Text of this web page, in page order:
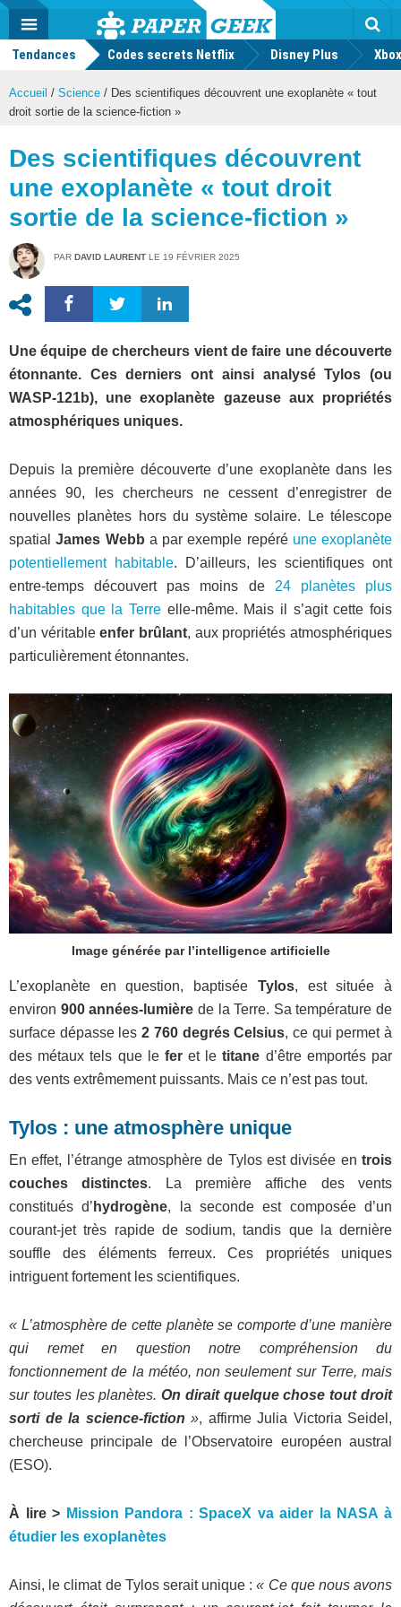
Actu
geek
MENU
Tendances Codes secrets Netflix Disney Plus
Accueil / Science / Des scientifiques découvrent une exoplanète « tout
droit sortie de la science-fiction »
Des scientifiques découvrent
une exoplanète « tout droit
sortie de la science-fiction »
PAR DAVID LAURENT LE 19 FÉVRIER 2025
Une équipe de chercheurs vient de faire une découverte
étonnante. Ces derniers ont ainsi analysé Tylos (ou
WASP-121b), une exoplanète gazeuse aux propriétés
atmosphériques uniques.
Depuis la première découverte d’une exoplanète dans les
années 90, les chercheurs ne cessent d’enregistrer de
nouvelles planètes hors du système solaire. Le télescope
spatialJames Webb a par exemple repéré une exoplanète
potentiellement habitable. D’ailleurs, les scientifiques ont
entre-temps découvert pas moins de 24 planètes plus
habitables que la Terre elle-même. Mais il s’agit cette fois
d’un véritableenfer brûlant, aux propriétés atmosphériques
particulièrement étonnantes.
Image générée par l’intelligence artificielle
L’exoplanète en question, baptisée Tylos, est située à
environ 900 années-lumière de la Terre. Sa température de
surface dépasse les2 760 degrés Celsius, ce qui permet à
des métaux tels que le feret letitane d’être emportés par
des vents extrêmement puissants. Mais ce n’est pas tout.
Tylos : une atmosphère unique
En effet, l’étrange atmosphère de Tylos est divisée en trois
couches distinctes. La première affiche des vents
constitués d’ hydrogène, la seconde est composée d’un
courant-jet très rapide de sodium, tandis que la dernière
souffle des éléments ferreux. Ces propriétés uniques
intriguent fortement les scientifiques.
« L’atmosphère de cette planète se comporte d’une manière
qui remet en question notre compréhension du
fonctionnement de la météo, non seulement sur Terre, mais
sur toutes les planètes. On dirait quelque chose tout droit
sorti de la science-fiction », affirme Julia Victoria Seidel,
chercheuse principale de l’Observatoire européen austral
(ESO).
À lire > Mission Pandora : SpaceX va aider la NASA à
étudier les exoplanètes
Ainsi, le climat de Tylos serait unique :« Ce que nous avons
Mode
FacebookTwitter Youtube